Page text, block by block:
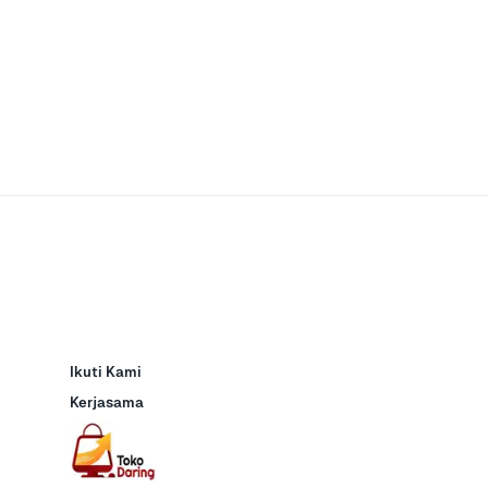
Ikuti Kami
Kerjasama